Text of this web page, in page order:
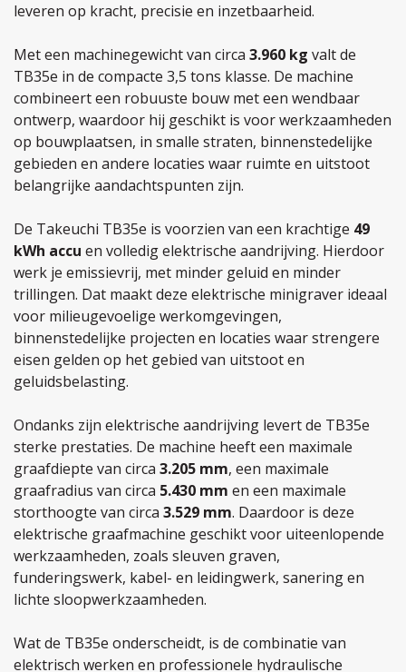
leveren op kracht, precisie en inzetbaarheid.
Met een machinegewicht van circa 3.960 kg valt de
TB35e in de compacte 3,5 tons klasse. De machine
combineert een robuuste bouw met een wendbaar
ontwerp, waardoor hij geschikt is voor werkzaamheden
op bouwplaatsen, in smalle straten, binnenstedelijke
gebieden en andere locaties waar ruimte en uitstoot
belangrijke aandachtspunten zijn.
De Takeuchi TB35e is voorzien van een krachtige 49
kWh accu en volledig elektrische aandrijving. Hierdoor
werk je emissievrij, met minder geluid en minder
trillingen. Dat maakt deze elektrische minigraver ideaal
voor milieugevoelige werkomgevingen,
binnenstedelijke projecten en locaties waar strengere
eisen gelden op het gebied van uitstoot en
geluidsbelasting.
Ondanks zijn elektrische aandrijving levert de TB35e
sterke prestaties. De machine heeft een maximale
graafdiepte van circa 3.205 mm, een maximale
graafradius van circa 5.430 mm en een maximale
storthoogte van circa 3.529 mm. Daardoor is deze
elektrische graafmachine geschikt voor uiteenlopende
werkzaamheden, zoals sleuven graven,
funderingswerk, kabel- en leidingwerk, sanering en
lichte sloopwerkzaamheden.
Wat de TB35e onderscheidt, is de combinatie van
elektrisch werken en professionele hydraulische